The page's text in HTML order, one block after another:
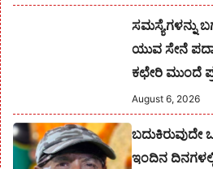
ಸಮಸ್ಯೆಗಳನ್ನು
ಯುವ ಸೇನೆ
ಕಛೇರಿ ಮುಂದೆ
August 6, 2026
ಇಂದಿನ